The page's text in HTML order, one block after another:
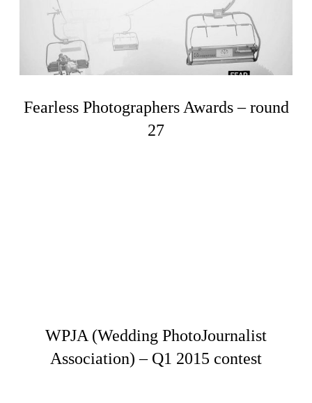
Fearless Photographers Awards – round
27
WPJA (Wedding PhotoJournalist
Association) – Q1 2015 contest